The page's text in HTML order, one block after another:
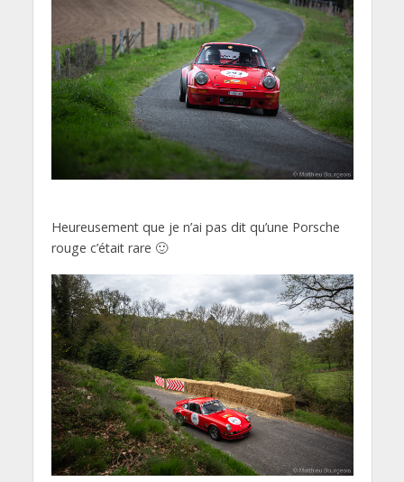
Heureusement que je n’ai pas dit qu’une Porsche
rouge c’était rare 🙂